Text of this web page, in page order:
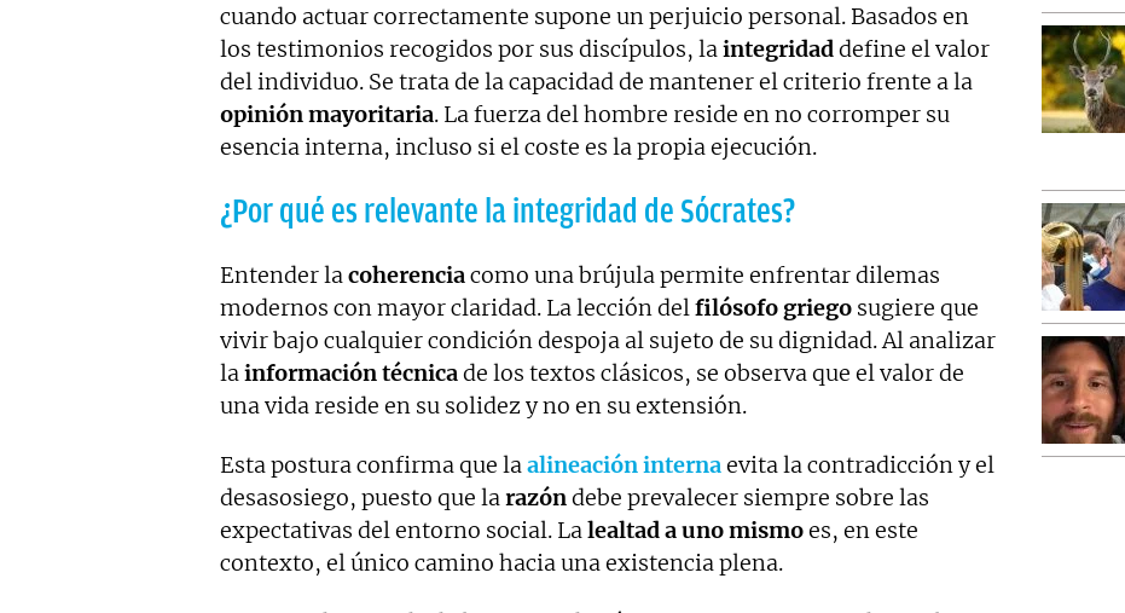
cuando actuar correctamente supone un perjuicio personal. Basados en
los testimonios recogidos por sus discípulos, laintegridaddefine el valor
del individuo. Se trata de la capacidad de mantener el criterio frente a la
opinión mayoritaria. La fuerza del hombre reside en no corromper su
esencia interna, incluso si el coste es la propia ejecución.
¿Por qué es relevante la integridad de Sócrates?
Entender lacoherenciacomo una brújula permite enfrentar dilemas
modernos con mayor claridad. La lección delfilósofo griego sugiere que
vivir bajo cualquier condición despoja al sujeto de su dignidad. Al analizar
lainformación técnicade los textos clásicos, se observa que el valor de
una vida reside en su solidez y no en su extensión.
Esta postura confirma que laalineación internaevita la contradicción y el
desasosiego, puesto que larazóndebe prevalecer siempre sobre las
expectativas del entorno social. Lalealtad a uno mismoes, en este
contexto, el único camino hacia una existencia plena.